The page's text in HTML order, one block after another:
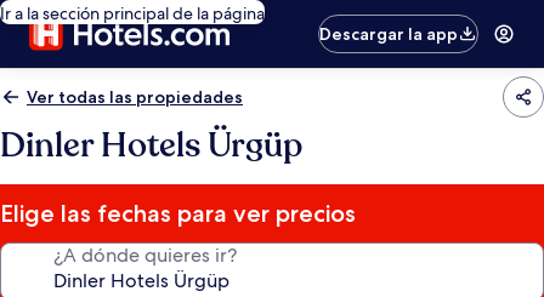
Ir a la sección principal de la página
Descargar la app
Ver todas las propiedades
Dinler Hotels Ürgüp
Elige las fechas para ver precios
¿A dónde quieres ir?